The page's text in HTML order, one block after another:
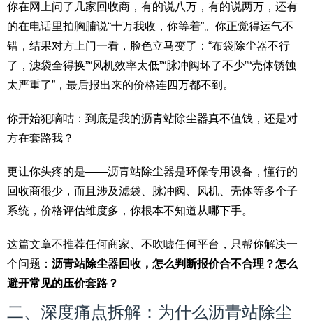
你在网上问了几家回收商，有的说八万，有的说两万，还有
的在电话里拍胸脯说“十万我收，你等着”。你正觉得运气不
错，结果对方上门一看，脸色立马变了：“布袋除尘器不行
了，滤袋全得换”“风机效率太低”“脉冲阀坏了不少”“壳体锈蚀
太严重了”，最后报出来的价格连四万都不到。
你开始犯嘀咕：到底是我的沥青站除尘器真不值钱，还是对
方在套路我？
更让你头疼的是——沥青站除尘器是环保专用设备，懂行的
回收商很少，而且涉及滤袋、脉冲阀、风机、壳体等多个子
系统，价格评估维度多，你根本不知道从哪下手。
这篇文章不推荐任何商家、不吹嘘任何平台，只帮你解决一
个问题： 沥青站除尘器回收，怎么判断报价合不合理？怎么
避开常见的压价套路？
二、深度痛点拆解：为什么沥青站除尘